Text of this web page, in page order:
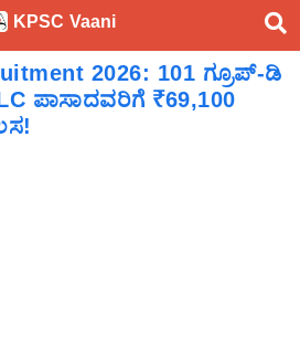
KPSC Vaani
2026: 101 ಗ್ರೂಪ್-ಡಿ
ಪಾಸಾದವರಿಗೆ ₹69,100